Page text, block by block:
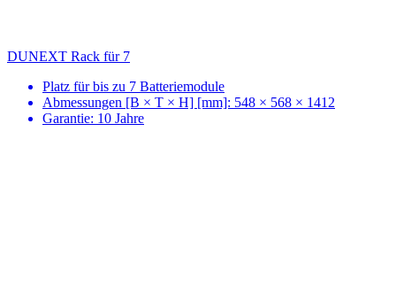
DUNEXT Rack für 7
Platz für bis zu 7 Batteriemodule
Abmessungen [B × T × H] [mm]: 548 × 568 × 1412
Garantie: 10 Jahre